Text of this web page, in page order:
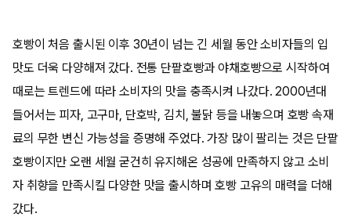
호빵이 처음 출시된 이후 30년이 넘는 긴 세월 동안 소비자들의 입
맛도 더욱 다양해져 갔다. 전통 단팥호빵과 야채호빵으로 시작하여
때로는 트렌드에 따라 소비자의 맛을 충족시켜 나갔다. 2000년대
들어서는 피자, 고구마, 단호박, 김치, 불닭 등을 내놓으며 호빵 속재
료의 무한 변신 가능성을 증명해 주었다. 가장 많이 팔리는 것은 단팥
호빵이지만 오랜 세월 굳건히 유지해온 성공에 만족하지 않고 소비
자 취향을 만족시킬 다양한 맛을 출시하며 호빵 고유의 매력을 더해
갔다.